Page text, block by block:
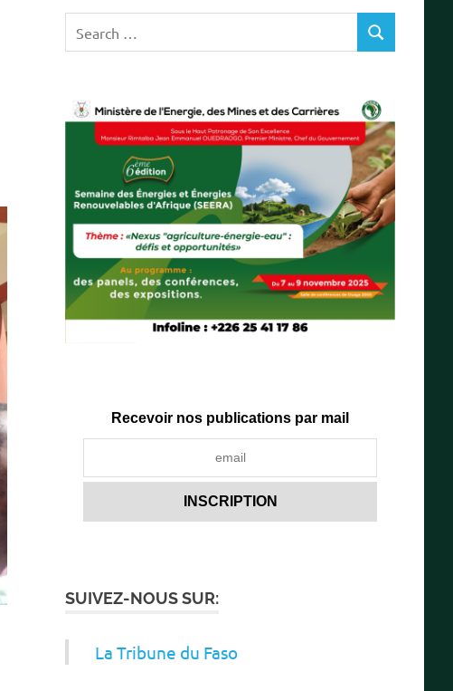
for:
SEARCH
Recevoir nos publications par mail
SUIVEZ-NOUS SUR:
La Tribune du Faso